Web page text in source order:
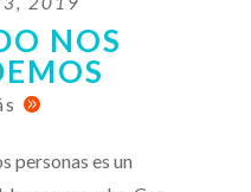
NOS

personas es un